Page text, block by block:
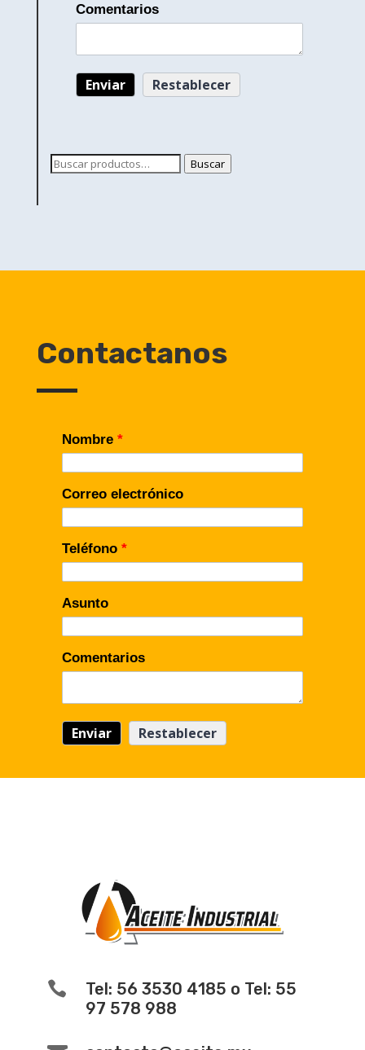
Comentarios
Buscar
Buscar
Contactanos
Nombre *
Correo electrónico
Teléfono *
Asunto
Comentarios

Tel: 56 3530 4185 o Tel: 55
97 578 988